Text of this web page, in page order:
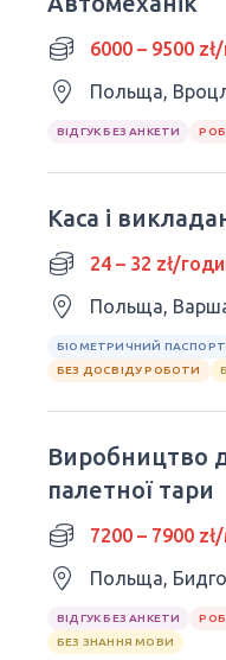
6000 – 9500
Польща,
ВІДГУК БЕЗ АНКЕТИ
Каса і
24 – 32 zł/
Польща,
БІОМЕТРИЧНИЙ ПАСПОРТ
БЕЗ ДОСВІДУ РОБОТИ
Виробництво
палетної тари
7200 – 7900
Польща,
ВІДГУК БЕЗ АНКЕТИ
БЕЗ ЗНАННЯ МОВИ